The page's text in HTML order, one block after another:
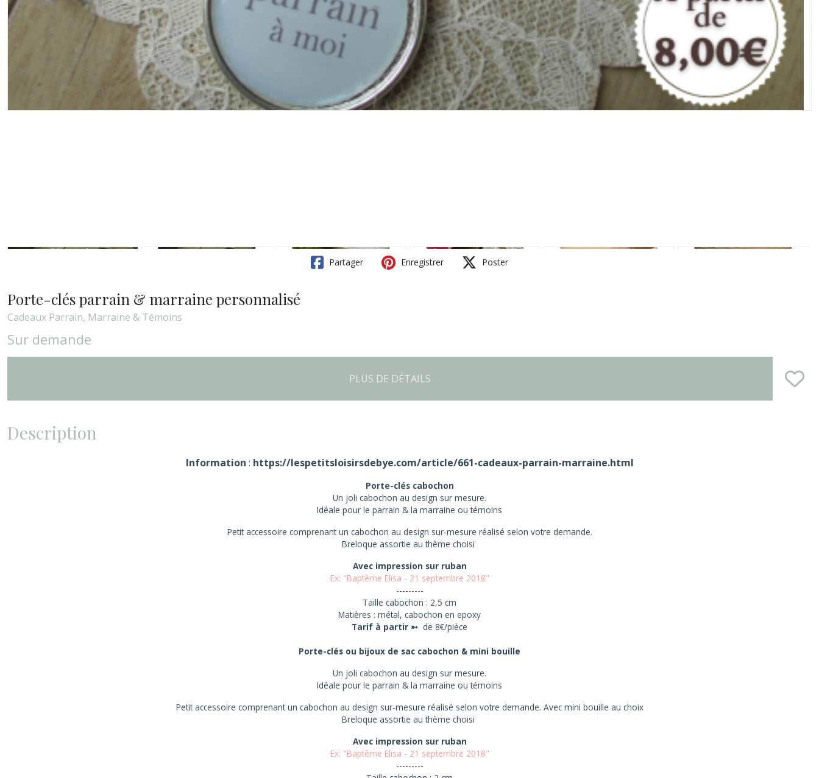
Partager Enregistrer Poster
Porte-clés parrain & marraine personnalisé
Cadeaux Parrain, Marraine & Témoins
Sur demande
PLUS DE DÉTAILS
Description
Information : https://lespetitsloisirsdebye.com/article/661-cadeaux-parrain-marraine.html
Porte-clés cabochon
Un joli cabochon au design sur mesure.
Idéale pour le parrain & la marraine ou témoins
Petit accessoire comprenant un cabochon au design sur-mesure réalisé selon votre demande.
Breloque assortie au thème choisi
Avec impression sur ruban
Ex: "Baptême Elisa - 21 septembre 2018"
---------
Taille cabochon : 2,5 cm
Matières : métal, cabochon en epoxy
Tarif à partir ➳ de 8€/pièce
Porte-clés ou bijoux de sac cabochon & mini bouille
Un joli cabochon au design sur mesure.
Idéale pour le parrain & la marraine ou témoins
Petit accessoire comprenant un cabochon au design sur-mesure réalisé selon votre demande. Avec mini bouille au choix
Breloque assortie au thème choisi
Avec impression sur ruban
Ex: "Baptême Elisa - 21 septembre 2018"
---------